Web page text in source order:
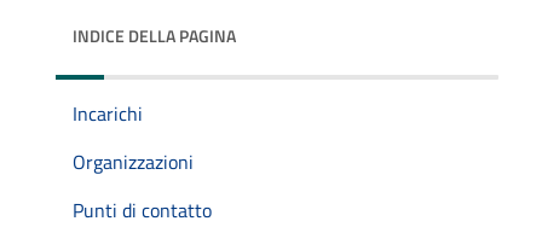
INDICE DELLA PAGINA
Incarichi
Organizzazioni
Punti di contatto